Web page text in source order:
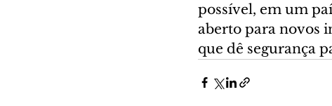
possível, em um
aberto para novos
que dê segurança